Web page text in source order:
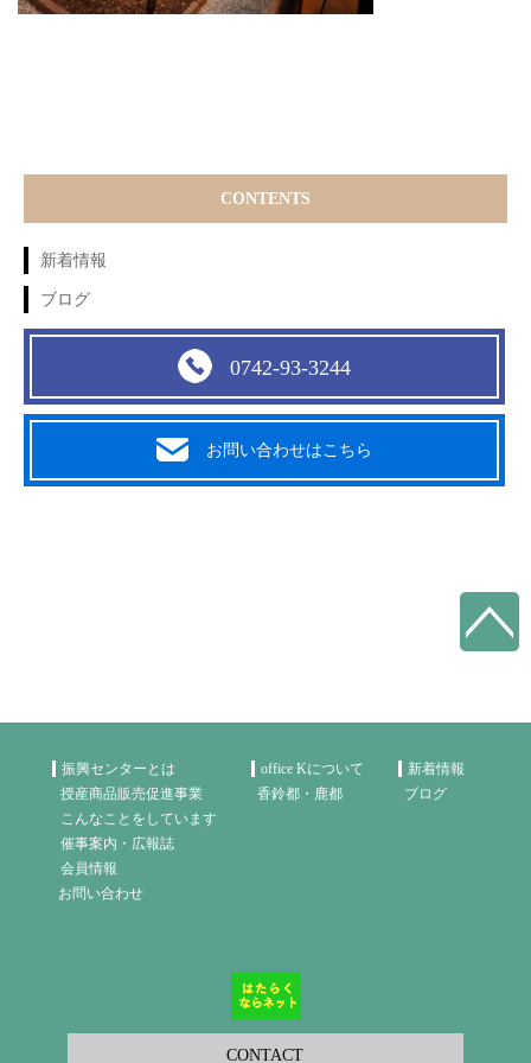
CONTENTS
新着情報
ブログ
0742-93-3244
お問い合わせはこちら
振興センターとは
授産商品販売促進事業
こんなことをしています
催事案内・広報誌
会員情報
お問い合わせ
office Kについて
香鈴都・鹿都
新着情報
ブログ
CONTACT